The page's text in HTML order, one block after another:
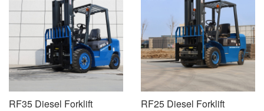
RF35 Diesel Forklift RF25 Diesel Forklift